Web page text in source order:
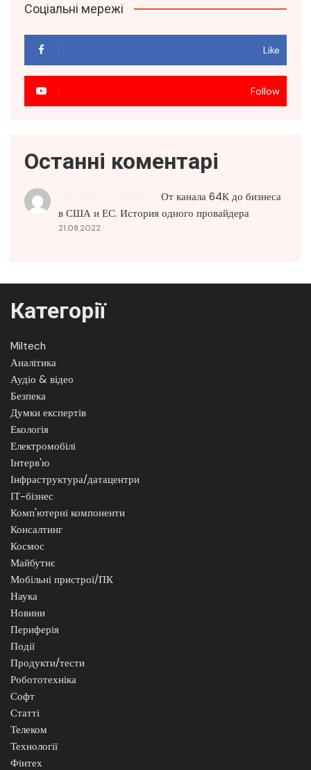
Соціальні мережі
Like
Follow
Останні коментарі
От канала 64К до бизнеса
в США и ЕС. История одного провайдера
21.08.2022
Категорії
Miltech
Аналітика
Аудіо & відео
Безпека
Думки експертів
Екологія
Електромобілі
Інтерв'ю
Інфраструктура/датацентри
ІТ-бізнес
Комп'ютерні компоненти
Консалтинг
Космос
Майбутнє
Мобільні пристрої/ПК
Наука
Новини
Периферія
Події
Продукти/тести
Робототехніка
Софт
Статті
Телеком
Технології
Фінтех